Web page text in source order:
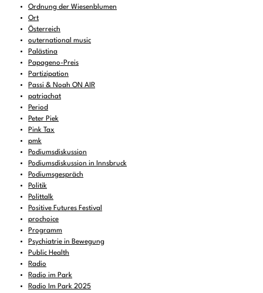
Ordnung der Wiesenblumen
Ort
Österreich
outernational music
Palästina
Papageno-Preis
Partizipation
Passi & Noah ON AIR
patriachat
Period
Peter Piek
Pink Tax
pmk
Podiumsdiskussion
Podiumsdiskussion in Innsbruck
Podiumsgespräch
Politik
Polittalk
Positive Futures Festival
prochoice
Programm
Psychiatrie in Bewegung
Public Health
Radio
Radio im Park
Radio Im Park 2025